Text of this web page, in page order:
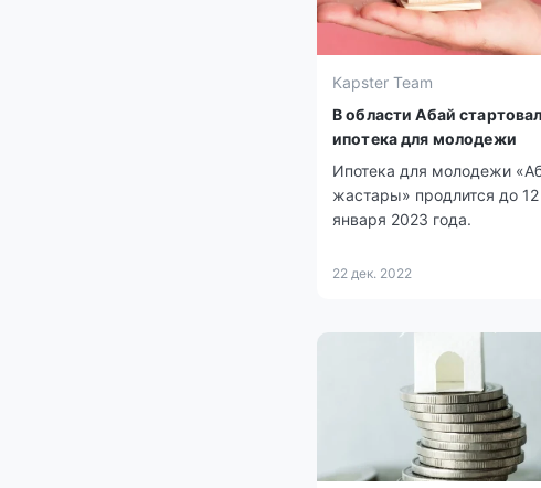
Kapster Team
В области Абай
ипотека для молодежи
Ипотека для молодежи
жастары» продлится до 12
января 2023 года.
22 дек. 2022